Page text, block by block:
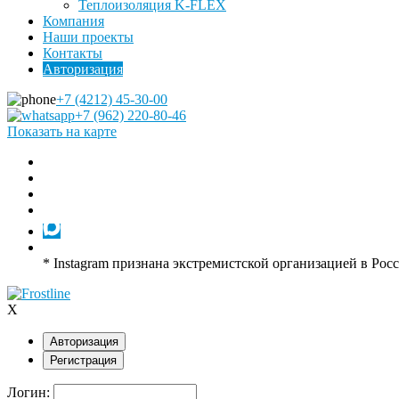
Теплоизоляция K-FLEX
Компания
Наши проекты
Контакты
Авторизация
+7 (4212) 45-30-00
+7 (962) 220-80-46
Показать на карте
* Instagram признана экстремистской организацией в
X
Авторизация
Регистрация
Логин: